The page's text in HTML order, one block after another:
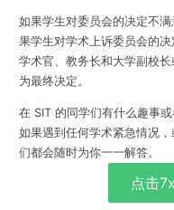
如果学生对委员会的决定不
果学生对学术上诉委员会的
学术官、教务长和大学副校
为最终决定。
在 SIT 的同学们有什么趣事
如果遇到任何学术紧急情况
们都会随时为你一一解答。
点击